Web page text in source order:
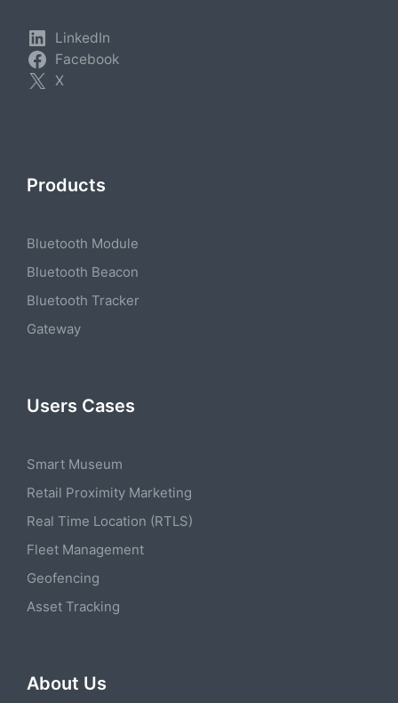
LinkedIn
Facebook
X
Products
Bluetooth Module
Bluetooth Beacon
Bluetooth Tracker
Gateway
Users Cases
Smart Museum
Retail Proximity Marketing
Real Time Location (RTLS)
Fleet Management
Geofencing
Asset Tracking
About Us